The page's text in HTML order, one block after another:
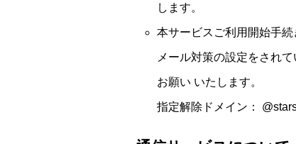
します。
本サービスご利用開始手
メール対策の設定をされ
お願い いたします。
指定解除ドメイン：